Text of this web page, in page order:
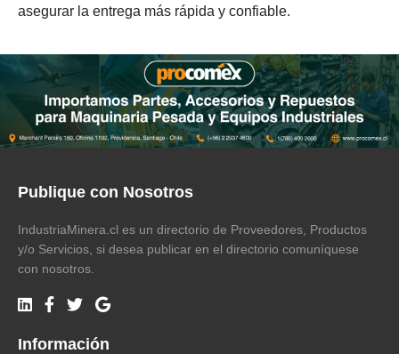
asegurar la entrega más rápida y confiable.
Publique con Nosotros
IndustriaMinera.cl es un directorio de Proveedores, Productos
y/o Servicios, si desea publicar en el directorio comuníquese
con nosotros.
Información